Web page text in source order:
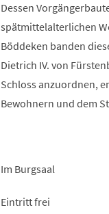
Dessen
spätmittelalterlichen
Böddeken banden
Dietrich IV. von
Schloss anzuordnen,
Bewohnern und dem
Im Burgsaal
Eintritt frei